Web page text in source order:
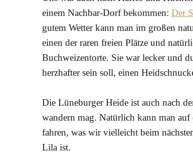
einem Nachbar-Dorf bekommen: Der
gutem Wetter kann man im großen
einen der raren freien Plätze und
Buchweizentorte. Sie war lecker und
herzhafter sein soll, einen
Die Lüneburger Heide ist auch nach
wandern mag. Natürlich kann man
fahren, was wir vielleicht beim
Lila ist.